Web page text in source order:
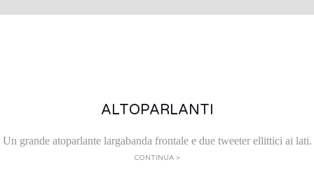
ALTOPARLANTI
Un grande atoparlante largabanda frontale e due tweeter ellittici ai lati.
CONTINUA >